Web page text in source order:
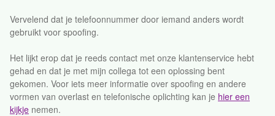
Vervelend dat je telefoonnummer door iemand anders wordt
gebruikt voor spoofing.
Het lijkt erop dat je reeds contact met onze klantenservice hebt
gehad en dat je met mijn collega tot een oplossing bent
gekomen. Voor iets meer informatie over spoofing en andere
vormen van overlast en telefonische oplichting kan je hier een
kijkje nemen.